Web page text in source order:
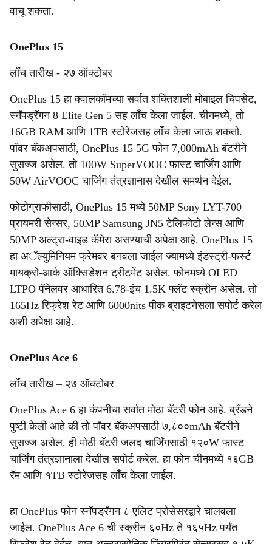
वाचू शकता.
OnePlus 15
लाँच तारीख - २७ ऑक्टोबर
OnePlus 15 हा क्वालकॉमच्या सर्वात शक्तिशाली मोबाइल चिपसेट,
स्नॅपड्रॅगन 8 Elite Gen 5 सह लाँच केला जाईल. चीनमध्ये, तो
16GB RAM आणि 1TB स्टोरेजसह लाँच केला जाऊ शकतो.
पॉवर बॅकअपसाठी, OnePlus 15 5G फोन 7,000mAh बॅटरीने
सुसज्ज असेल. तो 100W SuperVOOC फास्ट चार्जिंग आणि
50W AirVOOC चार्जिंग तंत्रज्ञानास देखील समर्थन देईल.
फोटोग्राफीसाठी, OnePlus 15 मध्ये 50MP Sony LYT-700
प्रायमरी सेन्सर, 50MP Samsung JN5 टेलिफोटो लेन्स आणि
50MP अल्ट्रा-वाइड कॅमेरा असण्याची अपेक्षा आहे. OnePlus 15
हा अॅल्युमिनियम फ्रेमवर बनवला जाईल ज्यामध्ये इंडस्ट्री-फर्स्ट
मायक्रो-आर्क ऑक्सिडेशन ट्रीटमेंट असेल. फोनमध्ये OLED
LTPO पॅनेलवर आधारित 6.78-इंच 1.5K फ्लॅट स्क्रीन असेल. तो
165Hz रिफ्रेश रेट आणि 6000nits पीक ब्राइटनेसला सपोर्ट करेल
अशी अपेक्षा आहे.
OnePlus Ace 6
लाँच तारीख – २७ ऑक्टोबर
OnePlus Ace 6 हा कंपनीचा सर्वात मोठा बॅटरी फोन आहे. ब्रँडने
पुष्टी केली आहे की तो पॉवर बॅकअपसाठी ७,८००mAh बॅटरीने
सुसज्ज असेल. ही मोठी बॅटरी जलद चार्जिंगसाठी १२०W फास्ट
चार्जिंग तंत्रज्ञानाला देखील सपोर्ट करेल. हा फोन चीनमध्ये १६GB
रॅम आणि १TB स्टोरेजसह लाँच केला जाईल.
हा OnePlus फोन स्नॅपड्रॅगन ८ एलिट प्रोसेसरद्वारे चालवला
जाईल. OnePlus Ace 6 ची स्क्रीन ६०Hz ते १६५Hz पर्यंत